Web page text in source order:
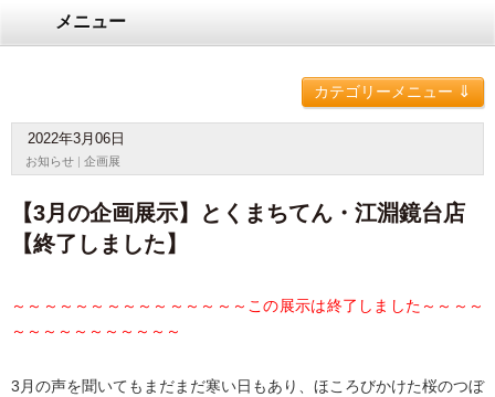
メニュー
カテゴリーメニュー⇓
2022年3月06日
お知らせ |企画展
【3月の企画展示】とくまちてん・江淵鏡台店
【終了しました】
～～～～～～～～～～～～～～～この展示は終了しました～～～～
～～～～～～～～～～～
3月の声を聞いてもまだまだ寒い日もあり、ほころびかけた桜のつぼ